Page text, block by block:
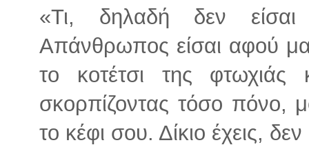
«Τι, δηλαδή δεν
Απάνθρωπος είσαι αφού
το κοτέτσι της φτωχιάς
σκορπίζοντας τόσο πόνο,
το κέφι σου. Δίκιο έχεις,